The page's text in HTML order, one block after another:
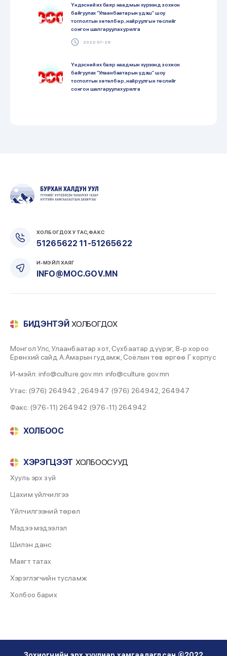
Үндэсний их баяр наадмын хүрээнд зохион
байгуулах “Улаанбаатарын үдэш” шоу
тоглолтын хөтөлбөр , найруулгын төслийг
сонгон шалгаруулах урилга
2022-07-29
Үндэсний их баяр наадмын хүрээнд зохион
байгуулах “Улаанбаатарын үдэш” шоу
тоглолтын хөтөлбөр , найруулгын төслийг
сонгон шалгаруулах урилга
2022-07-29
ҮЗЭСГЭЛЭН ГАРГАНА
“МОНГОЛ УРТЫН ДУУ ЛИМБЭДЭХ АРГА-
ДЭНЖ ХОТОЙТОЛ НААДАХ МОНГОЛ
2022” СОЁЛЫН БИЕТ БУС ӨВИЙН ИХ НААДАМ
2020-01-01
ХОЛБОГДОХ УТАС, ФАКС
51265622 11-51265622
И-МЭЙЛ ХАЯГ
INFO@MOC.GOV.MN
БИДЭНТЭЙ ХОЛБОГДОХ
Монгол Улс, Улаанбаатар хот, Сүхбаатар дүүрэг, 8-р хороо
Ерөнхий сайд А.Амарын гудамж, Соёлын төв өргөө Г корпус
И-мэйл: info@culture.gov.mn info@culture.gov.mn
Утас: (976) 264942 , 264947 (976) 264942 264947
Факс: (976-11) 264942 (976-11) 264942
ХОЛБООС
ХЭРЭГЦЭЭТ ХОЛБООСУУД
Хууль эрх зүй
Цахим үйлчилгээ
Үйлчилгээний төрөл
Мэдээ мэдээлэл
Шилэн данс
Маягт татах
Хэрэглэгчийн тусламж
Холбоо барих